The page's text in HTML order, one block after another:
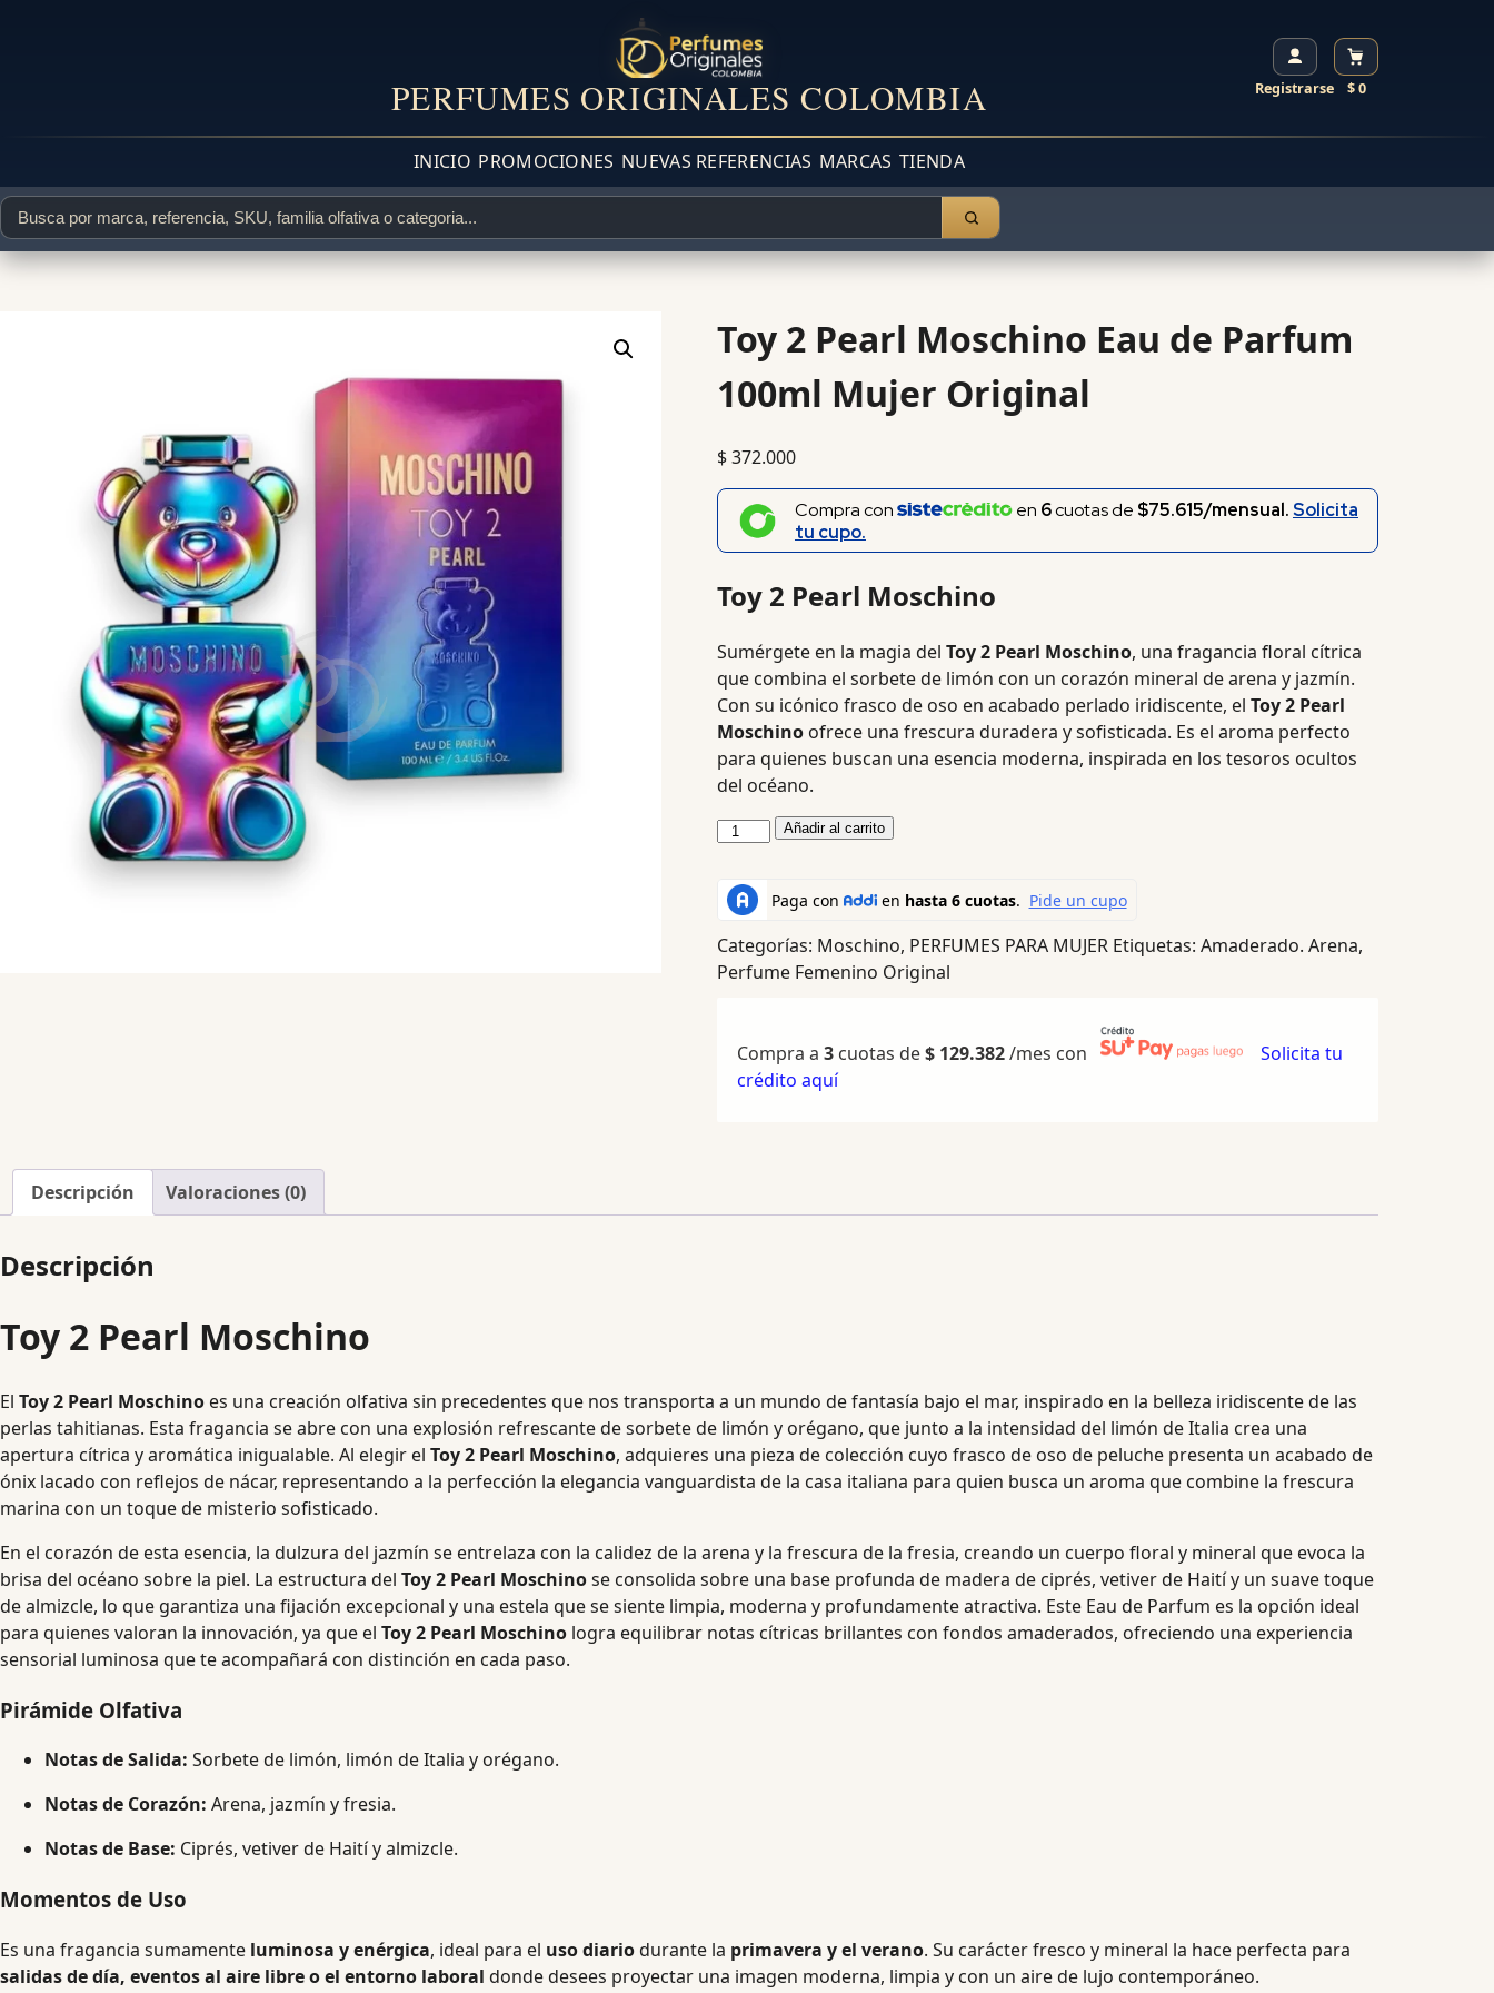
PERFUMES ORIGINALES COLOMBIA Registrarse $ 0
INICIO PROMOCIONES NUEVAS REFERENCIAS MARCAS TIENDA
Toy 2 Pearl Moschino Eau de Parfum
100ml Mujer Original
$372.000
Compra con en 6cuotas de $75.615/mensual.Solicita
tu cupo.
Toy 2 Pearl Moschino
Sumérgete en la magia del Toy 2 Pearl Moschino, una fragancia floral cítrica
que combina el sorbete de limón con un corazón mineral de arena y jazmín.
Con su icónico frasco de oso en acabado perlado iridiscente, el Toy 2 Pearl
Moschinoofrece una frescura duradera y sofisticada. Es el aroma perfecto
para quienes buscan una esencia moderna, inspirada en los tesoros ocultos
del océano.
Añadir al carrito
Categorías: Moschino, PERFUMES PARA MUJER Etiquetas: Amaderado. Arena,
Perfume Femenino Original
Compra a 3cuotas de$129.382/mes con
Solicita tu
crédito aquí
Descripción Valoraciones (0)
Descripción
Toy 2 Pearl Moschino
El Toy 2 Pearl Moschino es una creación olfativa sin precedentes que nos transporta a un mundo de fantasía bajo el mar, inspirado en la belleza iridiscente de las
perlas tahitianas. Esta fragancia se abre con una explosión refrescante de sorbete de limón y orégano, que junto a la intensidad del limón de Italia crea una
apertura cítrica y aromática inigualable. Al elegir el Toy 2 Pearl Moschino, adquieres una pieza de colección cuyo frasco de oso de peluche presenta un acabado de
ónix lacado con reflejos de nácar, representando a la perfección la elegancia vanguardista de la casa italiana para quien busca un aroma que combine la frescura
marina con un toque de misterio sofisticado.
En el corazón de esta esencia, la dulzura del jazmín se entrelaza con la calidez de la arena y la frescura de la fresia, creando un cuerpo floral y mineral que evoca la
brisa del océano sobre la piel. La estructura del Toy 2 Pearl Moschinose consolida sobre una base profunda de madera de ciprés, vetiver de Haití y un suave toque
de almizcle, lo que garantiza una fijación excepcional y una estela que se siente limpia, moderna y profundamente atractiva. Este Eau de Parfum es la opción ideal
para quienes valoran la innovación, ya que el Toy 2 Pearl Moschino logra equilibrar notas cítricas brillantes con fondos amaderados, ofreciendo una experiencia
sensorial luminosa que te acompañará con distinción en cada paso.
Pirámide Olfativa
Notas de Salida: Sorbete de limón, limón de Italia y orégano.
Notas de Corazón: Arena, jazmín y fresia.
Notas de Base: Ciprés, vetiver de Haití y almizcle.
Momentos de Uso
Es una fragancia sumamente luminosa y enérgica, ideal para el uso diariodurante la primavera y el verano. Su carácter fresco y mineral la hace perfecta para
salidas de día, eventos al aire libre o el entorno laboral donde desees proyectar una imagen moderna, limpia y con un aire de lujo contemporáneo.